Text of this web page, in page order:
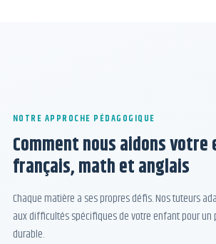
NOTRE APPROCHE PÉDAGOGIQUE
Comment nous aidons
français, math et anglais
Chaque matière a ses propres défis. Nos tuteurs
aux difficultés spécifiques de votre enfant pour un
durable.